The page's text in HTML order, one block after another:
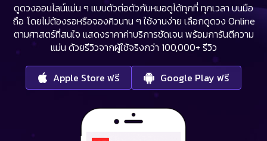
ดูดวงออนไลน์แม่น ๆ แบบตัวต่อตัวกับหมอดูได้ทุกที่ ทุกเวลา บนมือ
ถือ โดยไม่ต้องรอหรือจองคิวนาน ๆ ใช้งานง่าย เลือกดูดวง Online
ตามศาสตร์ที่สนใจ แสดงราคาค่าบริการชัดเจน พร้อมการันตีความ
แม่น ด้วยรีวิวจากผู้ใช้จริงกว่า 100,000+ รีวิว
Apple Store ฟรี Google Play ฟรี